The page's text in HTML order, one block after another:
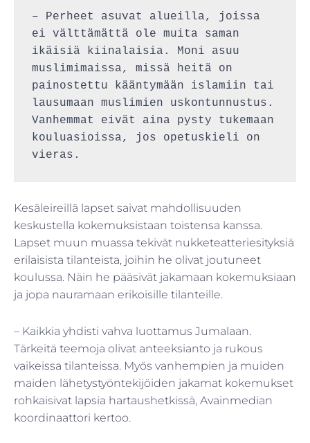
– Perheet asuvat alueilla, joissa
ei välttämättä ole muita saman
ikäisiä kiinalaisia. Moni asuu
muslimimaissa, missä heitä on
painostettu kääntymään islamiin tai
lausumaan muslimien uskontunnustus.
Vanhemmat eivät aina pysty tukemaan
kouluasioissa, jos opetuskieli on
vieras.
Kesäleireillä lapset saivat mahdollisuuden
keskustella kokemuksistaan toistensa kanssa.
Lapset muun muassa tekivät nukketeatteriesityksiä
erilaisista tilanteista, joihin he olivat joutuneet
koulussa. Näin he pääsivät jakamaan kokemuksiaan
ja jopa nauramaan erikoisille tilanteille.
– Kaikkia yhdisti vahva luottamus Jumalaan.
Tärkeitä teemoja olivat anteeksianto ja rukous
vaikeissa tilanteissa. Myös vanhempien ja muiden
maiden lähetystyöntekijöiden jakamat kokemukset
rohkaisivat lapsia hartaushetkissä, Avainmedian
koordinaattori kertoo.